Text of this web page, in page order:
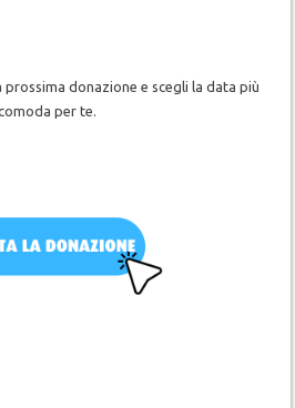
prossima donazione e scegli la data più
per te.